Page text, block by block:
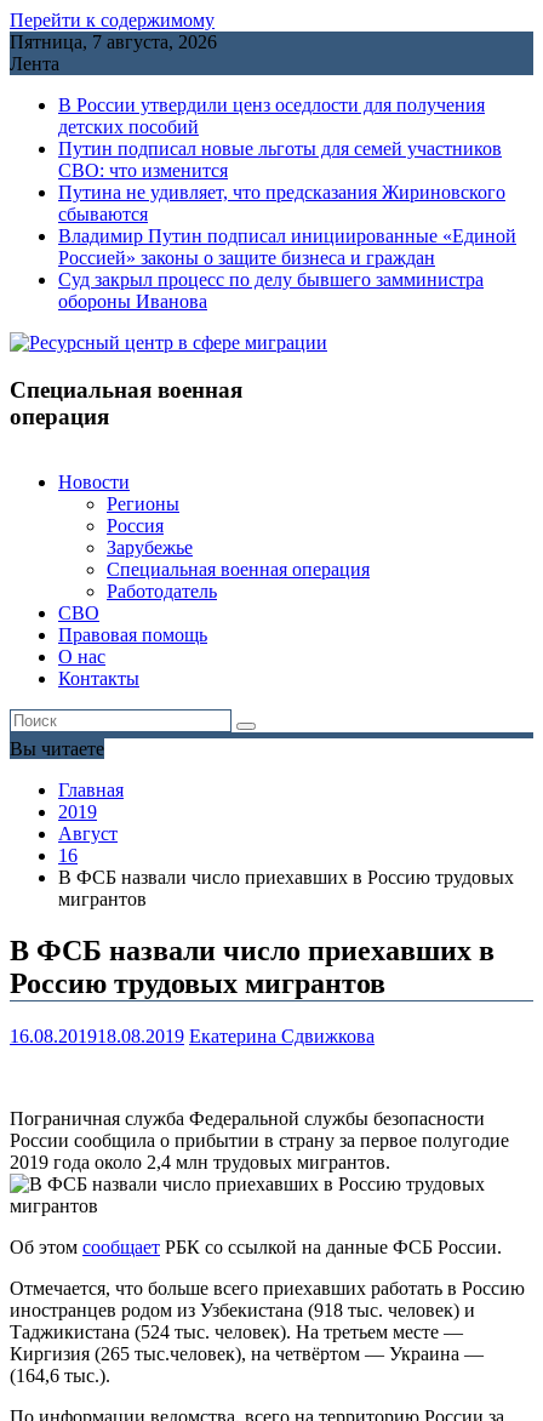
Перейти к содержимому
Пятница, 7 августа, 2026
Лента
В России утвердили ценз оседлости для получения
детских пособий
Путин подписал новые льготы для семей участников
СВО: что изменится
Путина не удивляет, что предсказания Жириновского
сбываются
Владимир Путин подписал инициированные «Единой
Россией» законы о защите бизнеса и граждан
Cуд закрыл процесс по делу бывшего замминистра
обороны Иванова
Специальная военная
операция
Новости
Регионы
Россия
Зарубежье
Специальная военная операция
Работодатель
СВО
Правовая помощь
О нас
Контакты
Вы читаете
Главная
2019
Август
16
В ФСБ назвали число приехавших в Россию трудовых
мигрантов
В ФСБ назвали число приехавших в
Россию трудовых мигрантов
16.08.201918.08.2019 Екатерина Сдвижкова
Пограничная служба Федеральной службы безопасности
России сообщила о прибытии в страну за первое полугодие
2019 года около 2,4 млн трудовых мигрантов.
Об этом сообщает РБК со ссылкой на данные ФСБ России.
Отмечается, что больше всего приехавших работать в Россию
иностранцев родом из Узбекистана (918 тыс. человек) и
Таджикистана (524 тыс. человек). На третьем месте —
Киргизия (265 тыс.человек), на четвёртом — Украина —
(164,6 тыс.).